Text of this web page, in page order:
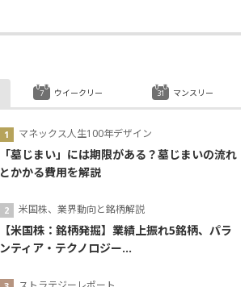
マネックス人生100年デザイン
「墓じまい」には期限がある？墓じまいの流れ
とかかる費用を解説
米国株、業界動向と銘柄解説
【米国株：銘柄発掘】業績上振れ5銘柄、パラ
ンティア・テクノロジー...
ウイークリー マンスリー